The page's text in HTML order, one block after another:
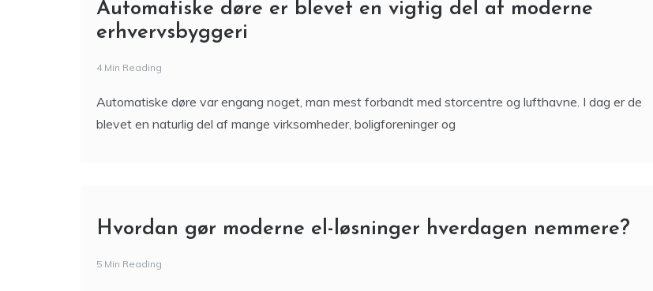
Automatiske døre er blevet en vigtig del af moderne
erhvervsbyggeri
4 Min Reading
Automatiske døre var engang noget, man mest forbandt med storcentre og lufthavne. I dag er de
blevet en naturlig del af mange virksomheder, boligforeninger og
Hvordan gør moderne el-løsninger hverdagen nemmere?
5 Min Reading